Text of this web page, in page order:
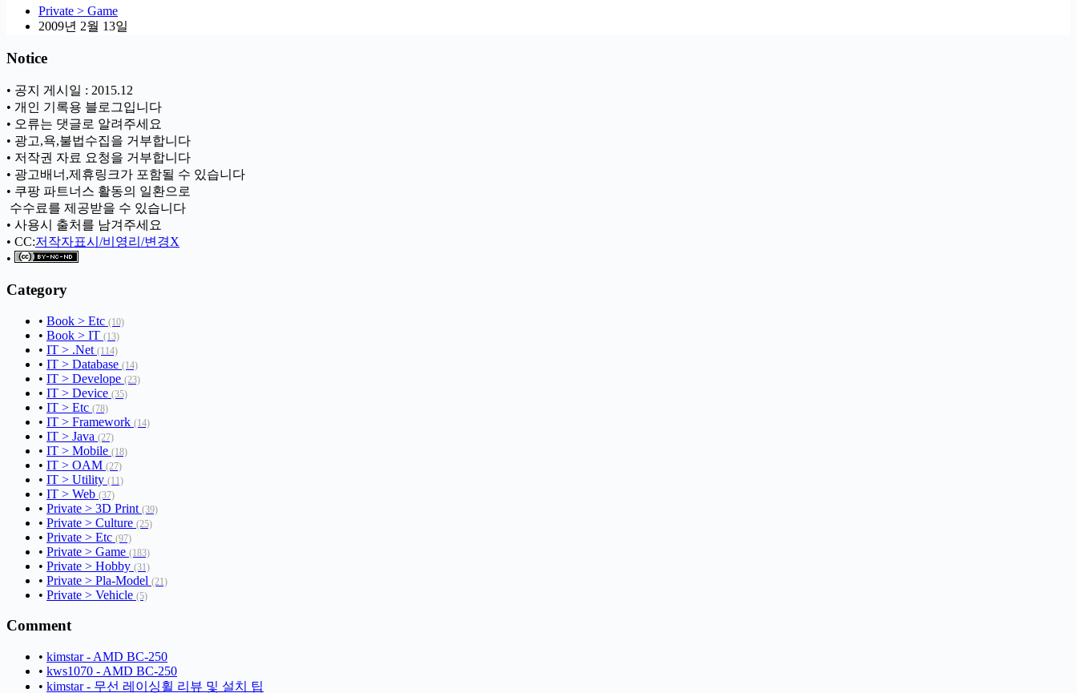
Private > Game
2009년 2월 13일
Notice
• 공지 게시일 : 2015.12
• 개인 기록용 블로그입니다
• 오류는 댓글로 알려주세요
• 광고,욕,불법수집을 거부합니다
• 저작권 자료 요청을 거부합니다
• 광고배너,제휴링크가 포함될 수 있습니다
• 쿠팡 파트너스 활동의 일환으로
ㅤ 수수료를 제공받을 수 있습니다
• 사용시 출처를 남겨주세요
• CC:저작자표시/비영리/변경X
•
Category
• Book > Etc (10)
• Book > IT (13)
• IT > .Net (114)
• IT > Database (14)
• IT > Develope (23)
• IT > Device (35)
• IT > Etc (78)
• IT > Framework (14)
• IT > Java (27)
• IT > Mobile (18)
• IT > OAM (27)
• IT > Utility (11)
• IT > Web (37)
• Private > 3D Print (39)
• Private > Culture (25)
• Private > Etc (97)
• Private > Game (183)
• Private > Hobby (31)
• Private > Pla-Model (21)
• Private > Vehicle (5)
Comment
• kimstar - AMD BC-250
• kws1070 - AMD BC-250
• kimstar - 무선 레이싱휠 리뷰 및 설치 팁